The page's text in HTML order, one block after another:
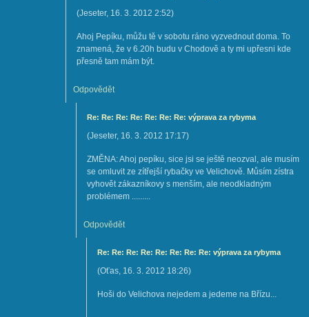
(Jeseter, 16. 3. 2012 2:52)
Ahoj Pepíku, můžu tě v sobotu ráno vyzvednout doma. To
znamená, že v 6.20h budu v Chodově a ty mi upřesni kde
přesně tam mám být.
Odpovědět
Re: Re: Re: Re: Re: Re: Re: výprava za rybyma
(Jeseter, 16. 3. 2012 17:17)
ZMĚNA: Ahoj pepíku, sice jsi se ještě neozval, ale musím
se omluvit ze zítřejší rybačky ve Velichově. Můsím zístra
vyhovět zákazníkovy s menším, ale neodkladným
problémem .........
Odpovědět
Re: Re: Re: Re: Re: Re: Re: Re: výprava za rybyma
(Oťas, 16. 3. 2012 18:26)
Hoši do Velichova nejedem a jedeme na Břízu...